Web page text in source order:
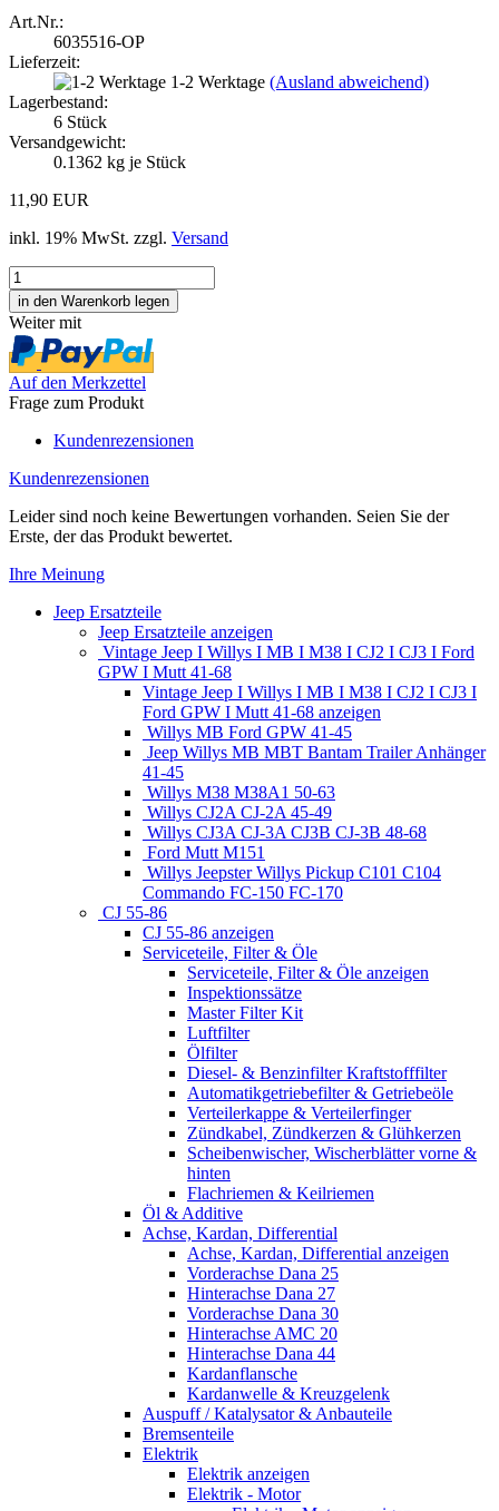
Art.Nr.:
6035516-OP
Lieferzeit:
1-2 Werktage (Ausland abweichend)
Lagerbestand:
6 Stück
Versandgewicht:
0.1362 kg je Stück
11,90 EUR
inkl. 19% MwSt. zzgl. Versand
Weiter mit
Auf den Merkzettel
Frage zum Produkt
Kundenrezensionen
Kundenrezensionen
Leider sind noch keine Bewertungen vorhanden. Seien Sie der
Erste, der das Produkt bewertet.
Ihre Meinung
Jeep Ersatzteile
Jeep Ersatzteile anzeigen
Vintage Jeep I Willys I MB I M38 I CJ2 I CJ3 I Ford
GPW I Mutt 41-68
Vintage Jeep I Willys I MB I M38 I CJ2 I CJ3 I
Ford GPW I Mutt 41-68 anzeigen
Willys MB Ford GPW 41-45
Jeep Willys MB MBT Bantam Trailer Anhänger
41-45
Willys M38 M38A1 50-63
Willys CJ2A CJ-2A 45-49
Willys CJ3A CJ-3A CJ3B CJ-3B 48-68
Ford Mutt M151
Willys Jeepster Willys Pickup C101 C104
Commando FC-150 FC-170
CJ 55-86
CJ 55-86 anzeigen
Serviceteile, Filter & Öle
Serviceteile, Filter & Öle anzeigen
Inspektionssätze
Master Filter Kit
Luftfilter
Ölfilter
Diesel- & Benzinfilter Kraftstofffilter
Automatikgetriebefilter & Getriebeöle
Verteilerkappe & Verteilerfinger
Zündkabel, Zündkerzen & Glühkerzen
Scheibenwischer, Wischerblätter vorne &
hinten
Flachriemen & Keilriemen
Öl & Additive
Achse, Kardan, Differential
Achse, Kardan, Differential anzeigen
Vorderachse Dana 25
Hinterachse Dana 27
Vorderachse Dana 30
Hinterachse AMC 20
Hinterachse Dana 44
Kardanflansche
Kardanwelle & Kreuzgelenk
Auspuff / Katalysator & Anbauteile
Bremsenteile
Elektrik
Elektrik anzeigen
Elektrik - Motor